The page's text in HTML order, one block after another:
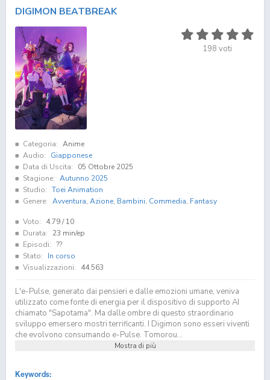
DIGIMON BEATBREAK
198 voti
Categoria: Anime
Audio:
Giapponese
Data di Uscita:
05 Ottobre 2025
Stagione: Autunno 2025
Studio: Toei Animation
Genere: Avventura, Azione, Bambini, Commedia, Fantasy
Voto: 4.79/ 10
Durata:
23 min/ep
Episodi: ??
Stato:
In corso
Visualizzazioni:
44.563
L'e-Pulse, generato dai pensieri e dalle emozioni umane, veniva
utilizzato come fonte di energia per il dispositivo di supporto AI
chiamato "Sapotama". Ma dalle ombre di questo straordinario
sviluppo emersero mostri terrificanti. I Digimon sono esseri viventi
che evolvono consumando e-Pulse. Tomorou...
Mostra di più
Keywords: